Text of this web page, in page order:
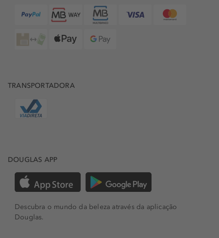
TRANSPORTADORA
DOUGLAS APP
Descubra o mundo da beleza através da aplicação
Douglas.